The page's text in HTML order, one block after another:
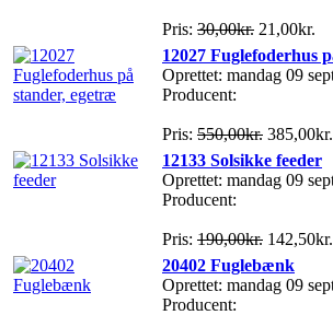
Pris: 30,00kr. 21,00kr.
12027 Fuglefoderhus
Oprettet: mandag 09
Producent:
Pris: 550,00kr. 385,00kr.
12133 Solsikke feeder
Oprettet: mandag 09
Producent:
Pris: 190,00kr. 142,50kr.
20402 Fuglebænk
Oprettet: mandag 09
Producent: